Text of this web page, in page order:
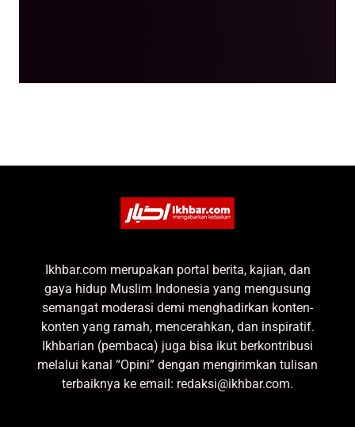
Ikhbar.com merupakan portal berita, kajian, dan
gaya hidup Muslim Indonesia yang mengusung
semangat moderasi demi menghadirkan konten-
konten yang ramah, mencerahkan, dan inspiratif.
Ikhbarian (pembaca) juga bisa ikut berkontribusi
melalui kanal “Opini” dengan mengirimkan tulisan
terbaiknya ke email: redaksi@ikhbar.com.